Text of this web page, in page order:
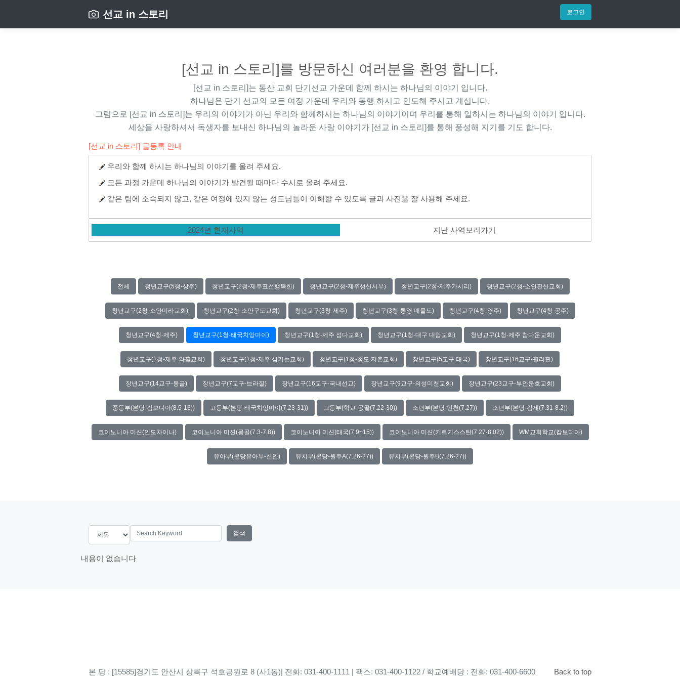
선교 in 스토리 로그인
[선교 in 스토리]를 방문하신 여러분을 환영 합니다.
[선교 in 스토리]는 동산 교회 단기선교 가운데 함께 하시는 하나님의 이야기 입니다.
하나님은 단기 선교의 모든 여정 가운데 우리와 동행 하시고 인도해 주시고 계십니다.
그럼으로 [선교 in 스토리]는 우리의 이야기가 아닌 우리와 함께하시는 하나님의 이야기이며 우리를 통해 일하시는 하나님의 이야기 입니다.
세상을 사랑하셔서 독생자를 보내신 하나님의 놀라운 사랑 이야기가 [선교 in 스토리]를 통해 풍성해 지기를 기도 합니다.
[선교 in 스토리] 글등록 안내
우리와 함께 하시는 하나님의 이야기를 올려 주세요.
모든 과정 가운데 하나님의 이야기가 발견될 때마다 수시로 올려 주세요.
같은 팀에 소속되지 않고, 같은 여정에 있지 않는 성도님들이 이해할 수 있도록 글과 사진을 잘 사용해 주세요.
2024년 현재사역 지난 사역보러가기
전체 청년교구(5청-상주) 청년교구(2청-제주표선행복한) 청년교구(2청-제주성산서부) 청년교구(2청-제주가시리) 청년교구(2청-소안진산교회)
청년교구(2청-소안미라교회) 청년교구(2청-소안구도교회) 청년교구(3청-제주) 청년교구(3청-통영 매물도) 청년교구(4청-영주) 청년교구(4청-공주)
청년교구(4청-제주) 청년교구(1청-태국치앙마이) 청년교구(1청-제주 섬다교회) 청년교구(1청-대구 대암교회) 청년교구(1청-제주 참다운교회)
청년교구(1청-제주 와흘교회) 청년교구(1청-제주 섬기는교회) 청년교구(1청-청도 지촌교회) 장년교구(5교구 태국) 장년교구(16교구-필리핀)
장년교구(14교구-몽골) 장년교구(7교구-브라질) 장년교구(16교구-국내선교) 장년교구(9교구-의성미천교회) 장년교구(23교구-부안운호교회)
중등부(본당-캄보디아(8.5-13)) 고등부(본당-태국치앙마이(7.23-31)) 고등부(학교-몽골(7.22-30)) 소년부(본당-인천(7.27)) 소년부(본당-김제(7.31-8.2))
코이노니아 미션(인도차이나) 코이노니아 미션(몽골(7.3-7.8)) 코이노니아 미션(태국(7.9~15)) 코이노니아 미션(키르기스스탄(7.27-8.02)) WM교회학교(캄보디아)
유아부(본당유아부-천안) 유치부(본당-원주A(7.26-27)) 유치부(본당-원주B(7.26-27))
search 검색
내용이 없습니다
Back to top
본 당 : [15585]경기도 안산시 상록구 석호공원로 8 (사1동)| 전화: 031-400-1111 | 팩스: 031-400-1122 / 학교예배당 : 전화: 031-400-6600